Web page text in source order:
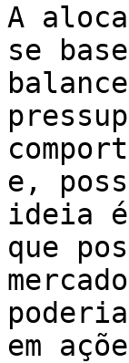
A
se
e,
ideia
que
em